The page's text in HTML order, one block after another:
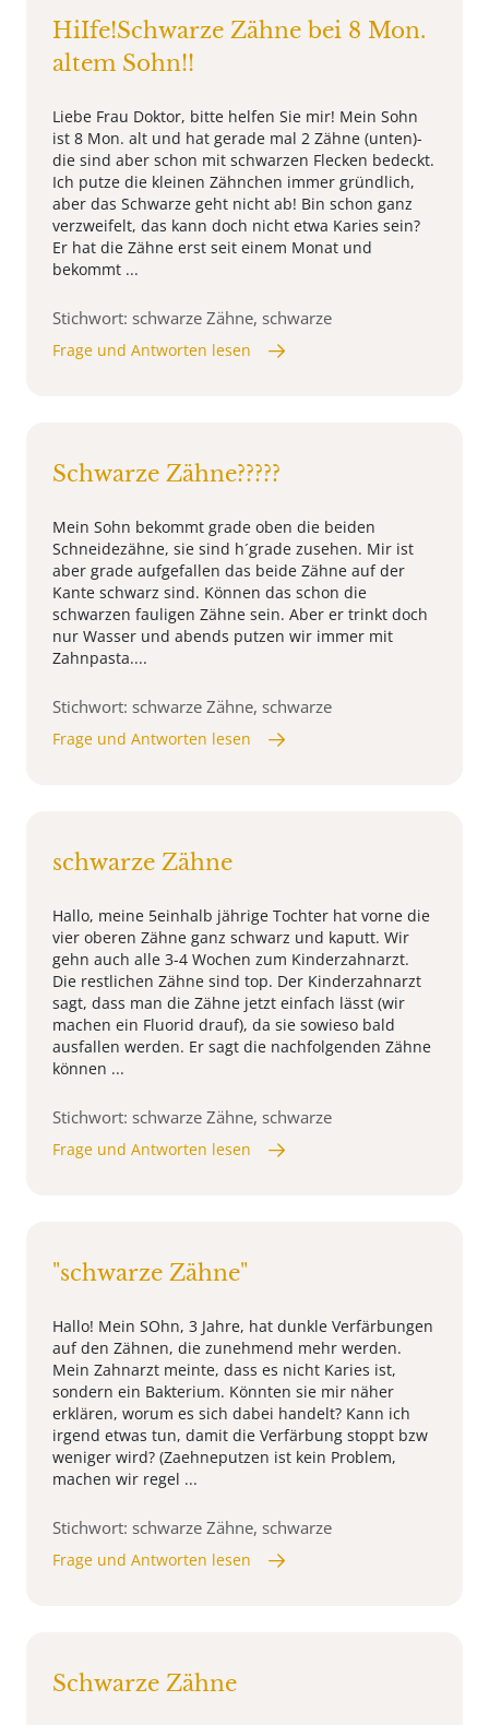
HiIfe!Schwarze Zähne bei 8 Mon.
altem Sohn!!
Liebe Frau Doktor, bitte helfen Sie mir! Mein Sohn
ist 8 Mon. alt und hat gerade mal 2 Zähne (unten)-
die sind aber schon mit schwarzen Flecken bedeckt.
Ich putze die kleinen Zähnchen immer gründlich,
aber das Schwarze geht nicht ab! Bin schon ganz
verzweifelt, das kann doch nicht etwa Karies sein?
Er hat die Zähne erst seit einem Monat und
bekommt ...
Stichwort: schwarze Zähne, schwarze
Frage und Antworten lesen
Schwarze Zähne?????
Mein Sohn bekommt grade oben die beiden
Schneidezähne, sie sind h´grade zusehen. Mir ist
aber grade aufgefallen das beide Zähne auf der
Kante schwarz sind. Können das schon die
schwarzen fauligen Zähne sein. Aber er trinkt doch
nur Wasser und abends putzen wir immer mit
Zahnpasta....
Stichwort: schwarze Zähne, schwarze
Frage und Antworten lesen
schwarze Zähne
Hallo, meine 5einhalb jährige Tochter hat vorne die
vier oberen Zähne ganz schwarz und kaputt. Wir
gehn auch alle 3-4 Wochen zum Kinderzahnarzt.
Die restlichen Zähne sind top. Der Kinderzahnarzt
sagt, dass man die Zähne jetzt einfach lässt (wir
machen ein Fluorid drauf), da sie sowieso bald
ausfallen werden. Er sagt die nachfolgenden Zähne
können ...
Stichwort: schwarze Zähne, schwarze
Frage und Antworten lesen
"schwarze Zähne"
Hallo! Mein SOhn, 3 Jahre, hat dunkle Verfärbungen
auf den Zähnen, die zunehmend mehr werden.
Mein Zahnarzt meinte, dass es nicht Karies ist,
sondern ein Bakterium. Könnten sie mir näher
erklären, worum es sich dabei handelt? Kann ich
irgend etwas tun, damit die Verfärbung stoppt bzw
weniger wird? (Zaehneputzen ist kein Problem,
machen wir regel ...
Stichwort: schwarze Zähne, schwarze
Frage und Antworten lesen
Schwarze Zähne